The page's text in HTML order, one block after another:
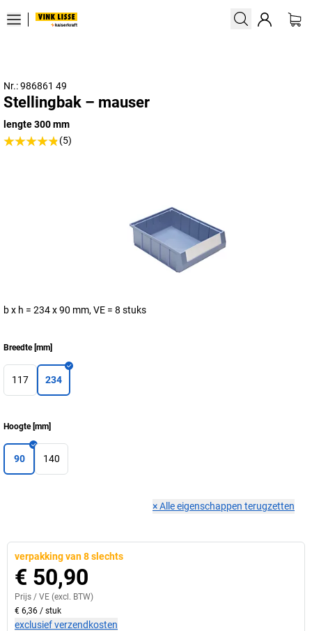
Nr.: 986861 49
Stellingbak – mauser
lengte 300 mm
(5)
b x h = 234 x 90 mm, VE = 8 stuks
Breedte[mm]
117 234
Hoogte[mm]
90 140
×Alle eigenschappen terugzetten
verpakking van 8 slechts
€ 50,90
Prijs / VE (excl. BTW)
€ 6,36 / stuk
exclusief verzendkosten